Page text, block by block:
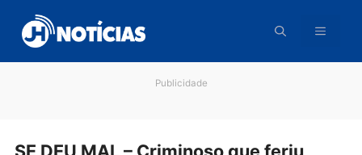
para
conteúdo